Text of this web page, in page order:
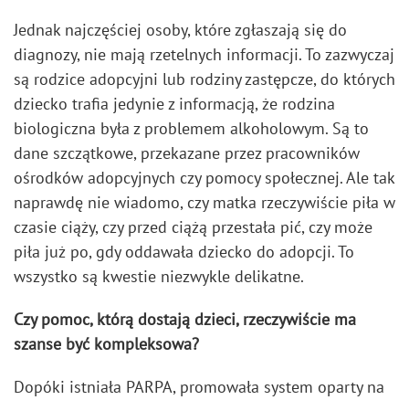
Jednak najczęściej osoby, które zgłaszają się do
diagnozy, nie mają rzetelnych informacji. To zazwyczaj
są rodzice adopcyjni lub rodziny zastępcze, do których
dziecko trafia jedynie z informacją, że rodzina
biologiczna była z problemem alkoholowym. Są to
dane szczątkowe, przekazane przez pracowników
ośrodków adopcyjnych czy pomocy społecznej. Ale tak
naprawdę nie wiadomo, czy matka rzeczywiście piła w
czasie ciąży, czy przed ciążą przestała pić, czy może
piła już po, gdy oddawała dziecko do adopcji. To
wszystko są kwestie niezwykle delikatne.
Czy pomoc, którą dostają dzieci, rzeczywiście ma
szanse być kompleksowa?
Dopóki istniała PARPA, promowała system oparty na